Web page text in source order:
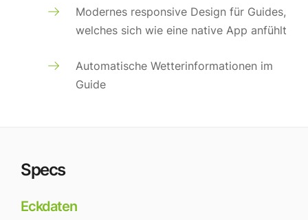
Modernes responsive Design für Guides,
welches sich wie eine native App anfühlt
Automatische Wetterinformationen im
Guide
Specs
Eckdaten